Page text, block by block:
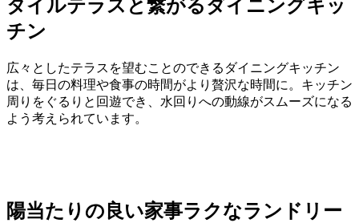
タイルテラスと繋がるダイニングキッ
チン
広々としたテラスを望むことのできるダイニングキッチン
は、毎日の料理や食事の時間がより贅沢な時間に。キッチン
周りをぐるりと回遊でき、水回りへの動線がスムーズになる
よう考えられています。
陽当たりの良い家事ラクなランドリー